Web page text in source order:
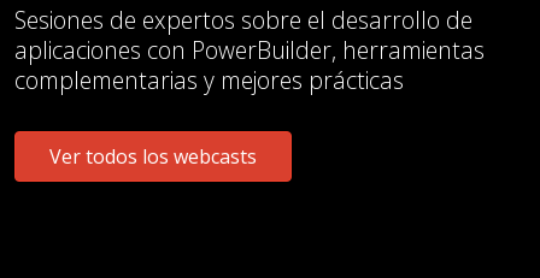
Sesiones de expertos sobre el desarrollo de
aplicaciones con PowerBuilder, herramientas
complementarias y mejores prácticas
Ver todos los webcasts